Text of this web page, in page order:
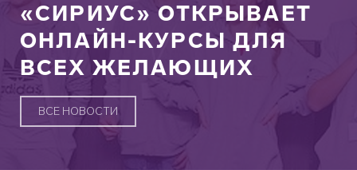
«СИРИУС» ОТКРЫВАЕТ
ОНЛАЙН-КУРСЫ ДЛЯ
ВСЕХ ЖЕЛАЮЩИХ
ВСЕ НОВОСТИ